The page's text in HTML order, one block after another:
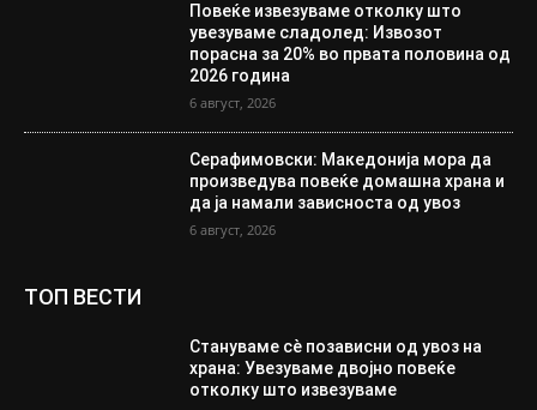
Повеќе извезуваме отколку што
увезуваме сладолед: Извозот
порасна за 20% во првата половина од
2026 година
6 август, 2026
Серафимовски: Македонија мора да
произведува повеќе домашна храна и
да ја намали зависноста од увоз
6 август, 2026
ТОП ВЕСТИ
Стануваме сè позависни од увоз на
храна: Увезуваме двојно повеќе
отколку што извезуваме